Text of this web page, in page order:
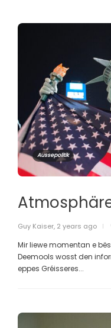
Aussepolitik
Guy Kaiser, 2 years ago
Mir liewe momentan e
Deemools wosst den
eppes Gréisseres...